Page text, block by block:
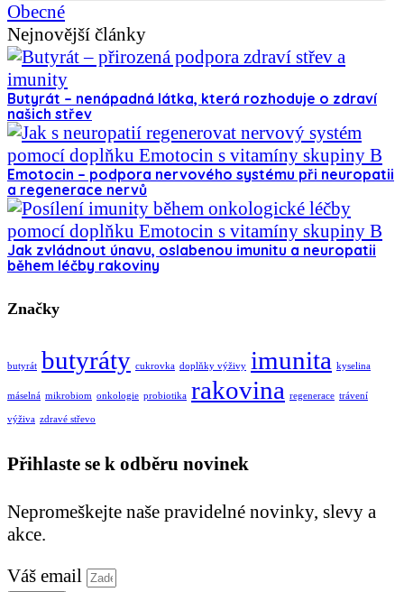
Obecné
Nejnovější články
Butyrát – nenápadná látka, která rozhoduje o zdraví
našich střev
Emotocin – podpora nervového systému při neuropatii
a regenerace nervů
Jak zvládnout únavu, oslabenou imunitu a neuropatii
během léčby rakoviny
Značky
butyrát butyráty cukrovka doplňky výživy imunita kyselina
máselná mikrobiom onkologie probiotika rakovina regenerace trávení
výživa zdravé střevo
Přihlaste se k odběru novinek
Nepromeškejte naše pravidelné novinky, slevy a
akce.
Váš email